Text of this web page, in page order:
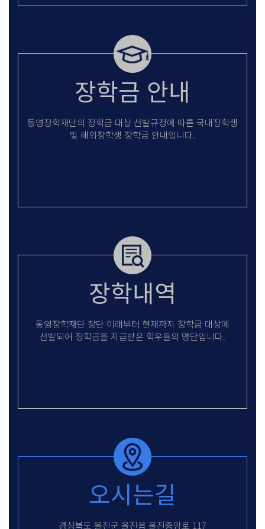
장학금 안내
동영장학재단의 장학금 대상 선발규정에 따른 국내장학생
및 해외장학생 장학금 안내입니다.
장학내역
동영장학재단 창단 이래부터 현재까지 장학금 대상에
선발되어 장학금을 지급받은 학우들의 명단입니다.
오시는길
경상북도 울진군 울진읍 울진중앙로 117